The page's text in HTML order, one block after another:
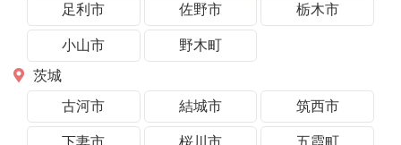
足利市
佐野市 栃木市
小山市
野木町
茨城
古河市
結城市 筑西市